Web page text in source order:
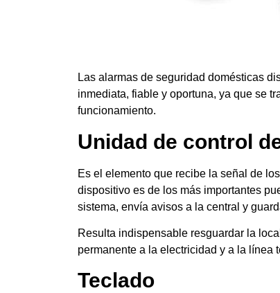
Las alarmas de seguridad domésticas
inmediata, fiable y oportuna, ya que se
funcionamiento.
Unidad de control
Es el elemento que recibe la señal de
dispositivo es de los más importantes
sistema, envía avisos a la central y
Resulta indispensable resguardar la
permanente a la electricidad y a la línea
Teclado